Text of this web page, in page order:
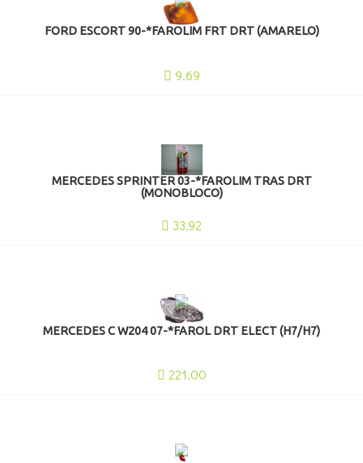
FORD ESCORT 90-*FAROLIM FRT DRT (AMARELO)
9.69
MERCEDES SPRINTER 03-*FAROLIM TRAS DRT
(MONOBLOCO)
33.92
MERCEDES C W204 07-*FAROL DRT ELECT (H7/H7)
221.00